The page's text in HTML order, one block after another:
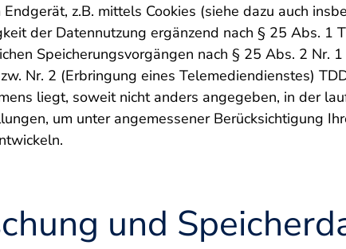
z.B. mittels Cookies (siehe dazu auch
der Datennutzung ergänzend nach § 25 Abs. 1
Speicherungsvorgängen nach § 25 Abs. 2 Nr. 1
Nr. 2 (Erbringung eines Telemediendienstes)
liegt, soweit nicht anders angegeben, in der
um unter angemessener Berücksichtigung
und